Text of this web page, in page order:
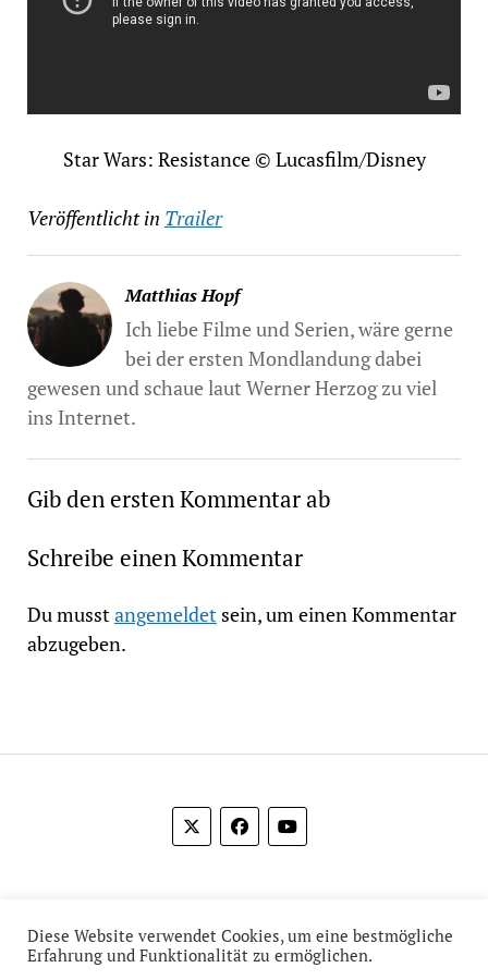
Star Wars: Resistance © Lucasfilm/Disney
Veröffentlicht in Trailer
Matthias Hopf
Ich liebe Filme und Serien, wäre gerne
bei der ersten Mondlandung dabei
gewesen und schaue laut Werner Herzog zu viel
ins Internet.
Gib den ersten Kommentar ab
Schreibe einen Kommentar
Du musstangemeldetsein, um einen Kommentar
abzugeben.
Diese Website verwendet Cookies, um eine bestmögliche
Erfahrung und Funktionalität zu ermöglichen.